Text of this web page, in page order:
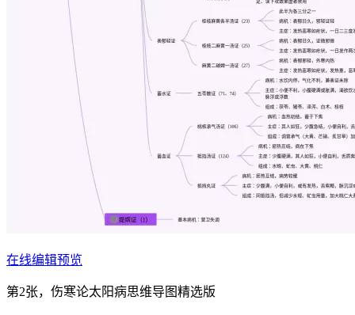
在线编辑预览
第2张，伤寒论太阳病思维导图精选版